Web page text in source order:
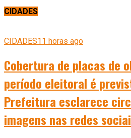
CIDADES
CIDADES11 horas ago
Cobertura de placas de
período eleitoral é
Prefeitura esclarece
imagens nas redes